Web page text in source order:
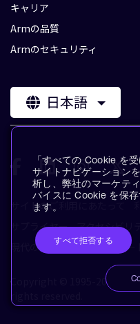
キャリア
Armの品質
Armのセキュリティ
日本語
サイトのご利用にあたって
サプライヤー アクセシビリ
現代の奴隷制に対するステ
Copyright © 1995-2026
rights reserved.
「すべての Cookie を
サイトナビゲーション
析し、弊社のマーケテ
バイスに Cookie を保
ます。
すべて拒否する